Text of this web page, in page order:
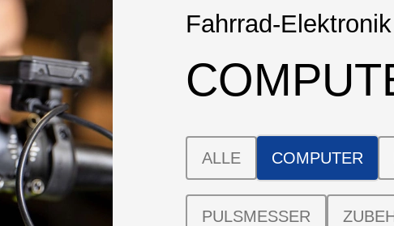
Fahrrad-Elektronik
ALLE COMPUTER
PULSMESSER